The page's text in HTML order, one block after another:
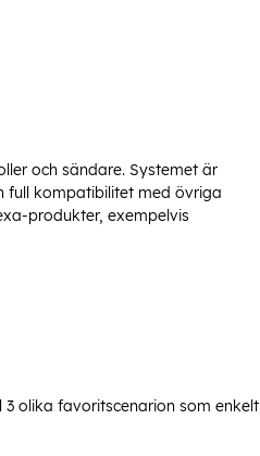
och sändare. Systemet är
full kompatibilitet med övriga
produkter, exempelvis
olika favoritscenarion som enkelt